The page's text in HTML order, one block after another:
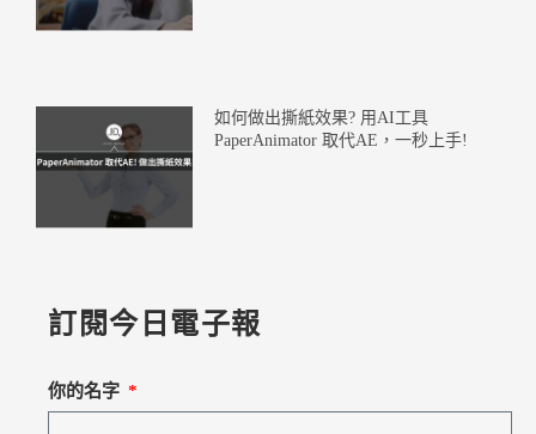
如何做出撕紙效果? 用AI工具
PaperAnimator 取代AE，一秒上手!
訂閱今日電子報
你的名字